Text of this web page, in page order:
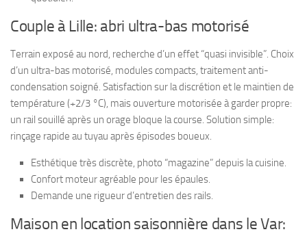
Couple à Lille: abri ultra-bas motorisé
Terrain exposé au nord, recherche d’un effet “quasi invisible”. Choix
d’un ultra-bas motorisé, modules compacts, traitement anti-
condensation soigné. Satisfaction sur la discrétion et le maintien de
température (+2/3 °C), mais ouverture motorisée à garder propre:
un rail souillé après un orage bloque la course. Solution simple:
rinçage rapide au tuyau après épisodes boueux.
Esthétique très discrète, photo “magazine” depuis la cuisine.
Confort moteur agréable pour les épaules.
Demande une rigueur d’entretien des rails.
Maison en location saisonnière dans le Var: